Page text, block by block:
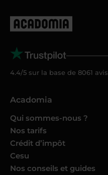
4.4/5 sur la base de 8061 avis
Acadomia
Qui sommes-nous ?
Nos tarifs
Crédit d’impôt
Cesu
Nos conseils et guides